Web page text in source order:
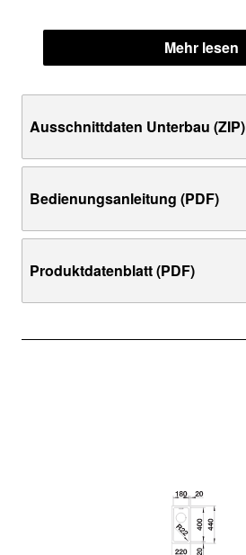
Mehr lesen
Ausschnittdaten Unterbau (ZIP)
Bedienungsanleitung (PDF)
Produktdatenblatt (PDF)